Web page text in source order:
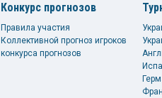
Конкурс прогнозов
Правила участия
Коллективной прогноз игроков
конкурса прогнозов